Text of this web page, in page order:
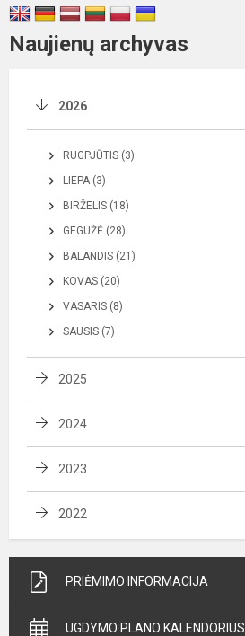
Naujienų archyvas
2026
RUGPJŪTIS (3)
LIEPA (3)
BIRŽELIS (18)
GEGUŽĖ (28)
BALANDIS (21)
KOVAS (20)
VASARIS (8)
SAUSIS (7)
2025
2024
2023
2022
PRIĖMIMO INFORMACIJA
UGDYMO PLANO KALENDORIUS